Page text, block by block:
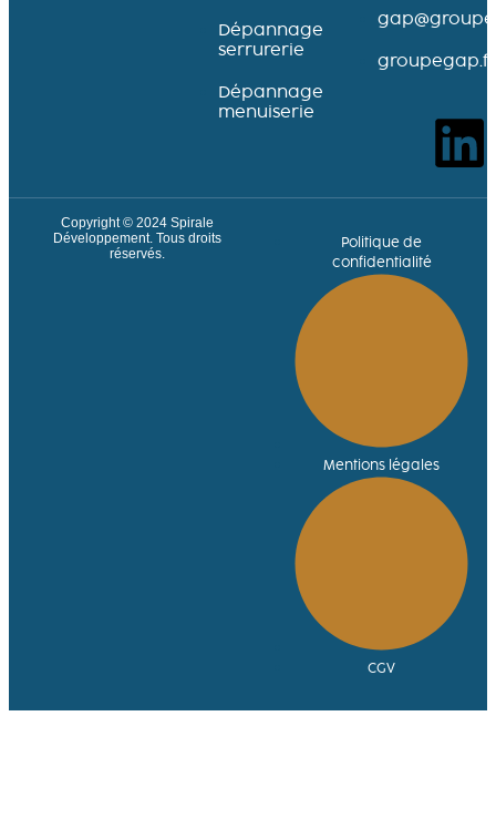
Dépannage
serrurerie
Dépannage
menuiserie
groupegap.fr
Copyright © 2024 Spirale
Développement. Tous droits
réservés.
Politique de
confidentialité
Mentions légales
CGV